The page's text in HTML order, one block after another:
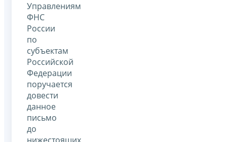
Управлениям
ФНС
России
по
субъектам
Российской
Федерации
поручается
довести
данное
письмо
до